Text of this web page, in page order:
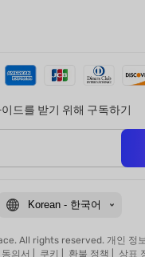
드를 받기 위해 구독하기
Korean - 한국어
All rights reserved. 개인 정
의서 쿠키 환불 정책 상표